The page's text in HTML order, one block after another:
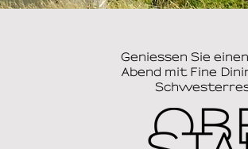
Geniessen Sie
Abend mit Fine